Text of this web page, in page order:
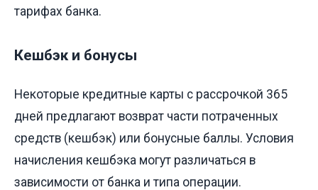
тарифах банка.
Кешбэк и бонусы
Некоторые кредитные карты с рассрочкой 365
дней предлагают возврат части потраченных
средств (кешбэк) или бонусные баллы. Условия
начисления кешбэка могут различаться в
зависимости от банка и типа операции.